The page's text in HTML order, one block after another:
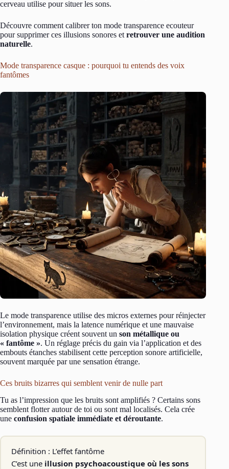
cerveau utilise pour situer les sons.
Découvre comment calibrer ton mode transparence ecouteur
pour supprimer ces illusions sonores et retrouver une audition
naturelle.
Mode transparence casque : pourquoi tu entends des voix
fantômes
Le mode transparence utilise des micros externes pour réinjecter
l’environnement, mais la latence numérique et une mauvaise
isolation physique créent souvent un son métallique ou
« fantôme ». Un réglage précis du gain via l’application et des
embouts étanches stabilisent cette perception sonore artificielle,
souvent marquée par une sensation étrange.
Ces bruits bizarres qui semblent venir de nulle part
Tu as l’impression que les bruits sont amplifiés ? Certains sons
semblent flotter autour de toi ou sont mal localisés. Cela crée
une confusion spatiale immédiate et déroutante.
Définition : L’effet fantôme
C’est une illusion psychoacoustique où les sons